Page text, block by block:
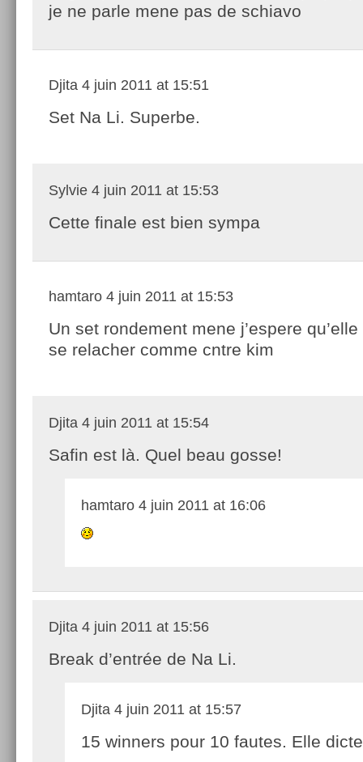
je ne parle mene pas de schiavo
Djita 4 juin 2011 at 15:51
Set Na Li. Superbe.
Sylvie 4 juin 2011 at 15:53
Cette finale est bien sympa
hamtaro 4 juin 2011 at 15:53
Un set rondement mene j’espere
se relacher comme cntre kim
Djita 4 juin 2011 at 15:54
Safin est là. Quel beau gosse!
hamtaro 4 juin 2011 at 16:06
Djita 4 juin 2011 at 15:56
Break d’entrée de Na Li.
Djita 4 juin 2011 at 15:57
15 winners pour 10 fautes. Elle